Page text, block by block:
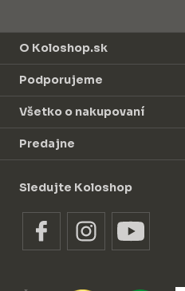
O Koloshop.sk
Podporujeme
Všetko o nakupovaní
Predajne
Sledujte Koloshop